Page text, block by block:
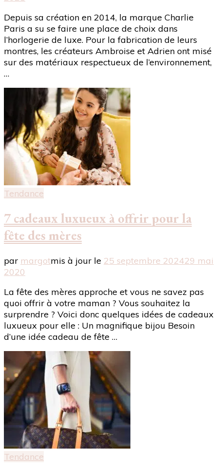
Depuis sa création en 2014, la marque Charlie
Paris a su se faire une place de choix dans
l’horlogerie de luxe. Pour la fabrication de leurs
montres, les créateurs Ambroise et Adrien ont misé
sur des matériaux respectueux de l’environnement,
…
Tendance
7 cadeaux luxueux à offrir pour la
fête des mères
par margotmis à jour le 25 septembre 202429 mai
2020
La fête des mères approche et vous ne savez pas
quoi offrir à votre maman ? Vous souhaitez la
surprendre ? Voici donc quelques idées de cadeaux
luxueux pour elle : Un magnifique bijou Besoin
d’une idée cadeau de fête …
Tendance